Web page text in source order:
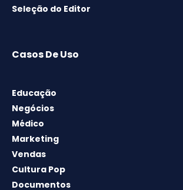
Seleção do Editor
Casos De Uso
Educação
Negócios
Médico
Marketing
Vendas
Cultura Pop
Documentos